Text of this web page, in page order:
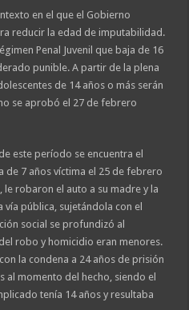
en el que el Gobierno
reducir la edad de imputabilidad.
Penal Juvenil que baja de 16
punible. A partir de la plena
de 14 años o más serán
se aprobó el 27 de febrero
este período se encuentra el
de 7 años víctima el 25 de febrero
le robaron el auto a su madre y la
pública, sujetándola con el
social se profundizó al
robo y homicidio eran menores.
la condena a 24 años de prisión
al momento del hecho, siendo el
tenía 14 años y resultaba